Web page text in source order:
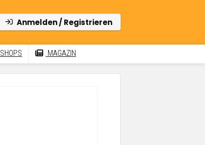
Anmelden / Registrieren
SHOPS MAGAZIN